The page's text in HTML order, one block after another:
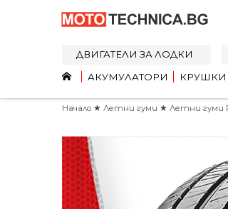
ДВИГАТЕЛИ ЗА ЛОДКИ
АКУМУЛАТОРИ
КРУШКИ
Начало ★ Летни гуми ★ Летни гуми